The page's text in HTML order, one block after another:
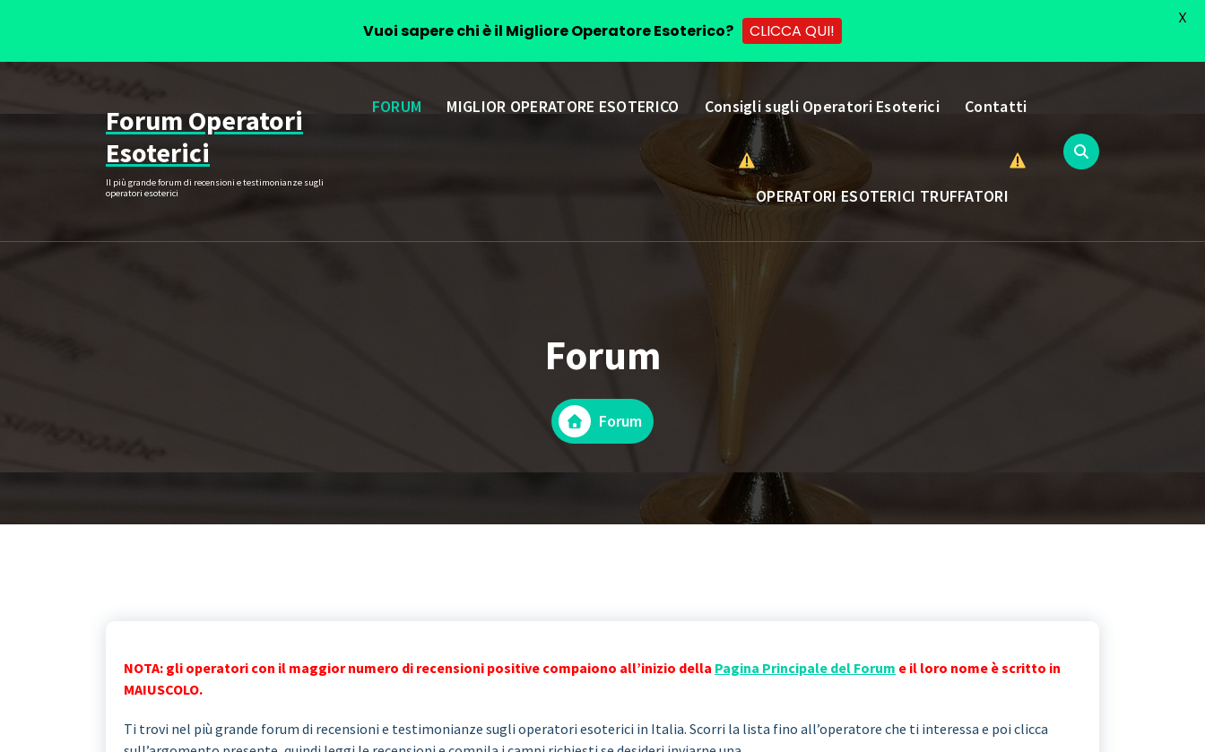
contenuto
Forum Operatori
Esoterici
Il più grande forum di recensioni e testimonianze sugli
operatori esoterici
FORUM MIGLIOR OPERATORE ESOTERICO Consigli sugli Operatori Esoterici Contatti
OPERATORI ESOTERICI TRUFFATORI
Forum
Forum
NOTA: gli operatori con il maggior numero di recensioni positive compaiono all’inizio della Pagina Principale del Forum e il loro nome è scritto in
MAIUSCOLO.
Ti trovi nel più grande forum di recensioni e testimonianze sugli operatori esoterici in Italia. Scorri la lista fino all’operatore che ti interessa e poi clicca
Vuoi sapere chi è il Migliore Operatore Esoterico? CLICCA QUI!
X